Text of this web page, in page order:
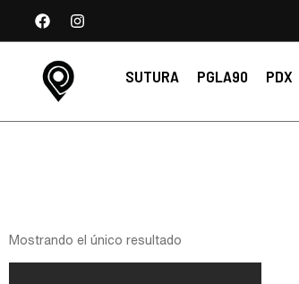
SUTURA PGLA90 PDX
Mostrando el único resultado